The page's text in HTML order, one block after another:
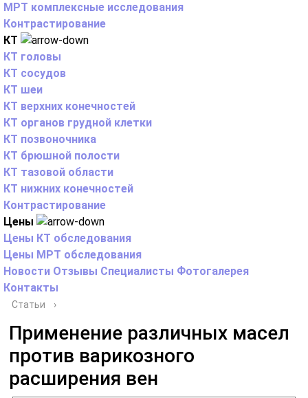
МРТ комплексные исследования
Контрастирование
КТ
КТ головы
КТ сосудов
КТ шеи
КТ верхних конечностей
КТ органов грудной клетки
КТ позвоночника
КТ брюшной полости
КТ тазовой области
КТ нижних конечностей
Контрастирование
Цены
Цены КТ обследования
Цены МРТ обследования
Новости Отзывы Специалисты Фотогалерея
Контакты
Статьи ›
Применение различных масел
против варикозного
расширения вен